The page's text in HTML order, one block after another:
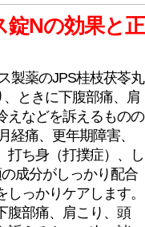
錠Nの効果と正
製薬のJPS桂枝茯苓丸
ときに下腹部痛、肩
えなどを訴えるものの
経痛、更年期障害、
打ち身（打撲症）、し
成分がしっかり配合
っかりケアします。
腹部痛、肩こり、頭